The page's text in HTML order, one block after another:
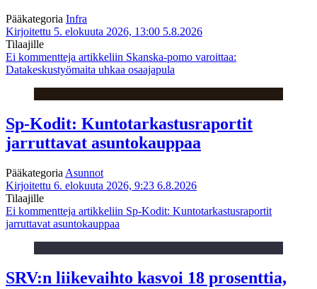
Pääkategoria Infra
Kirjoitettu 5. elokuuta 2026, 13:00 5.8.2026
Tilaajille
Ei kommentteja artikkeliin Skanska-pomo varoittaa:
Datakeskustyömaita uhkaa osaajapula
Sp-Kodit: Kuntotarkastusraportit
jarruttavat asuntokauppaa
Pääkategoria Asunnot
Kirjoitettu 6. elokuuta 2026, 9:23 6.8.2026
Tilaajille
Ei kommentteja artikkeliin Sp-Kodit: Kuntotarkastusraportit
jarruttavat asuntokauppaa
SRV:n liikevaihto kasvoi 18 prosenttia,